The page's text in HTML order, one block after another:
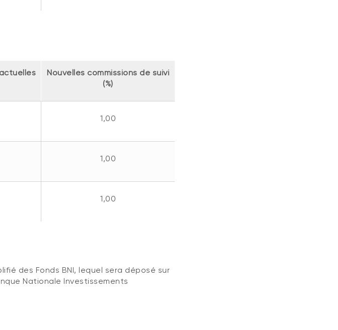
Nouvelles commissions de suivi
(%)
1,00
1,00
1,00
des Fonds BNI, lequel sera déposé sur
Nationale Investissements